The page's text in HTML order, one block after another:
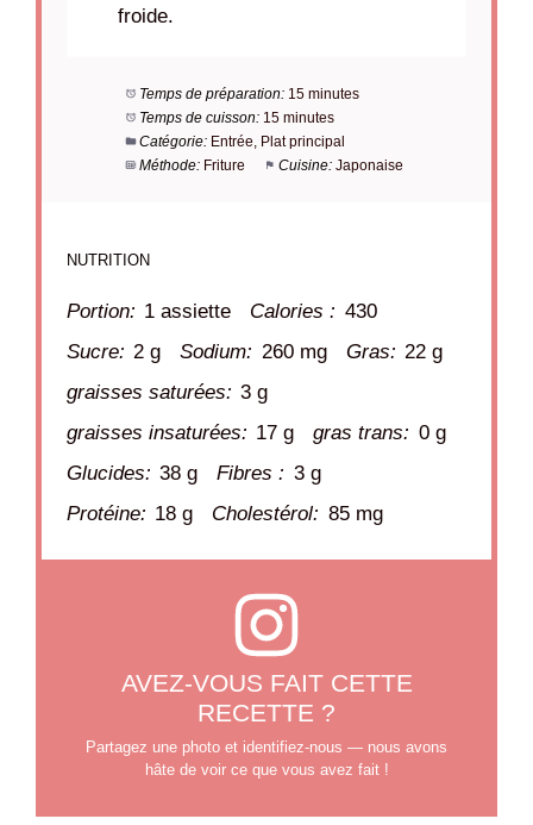
froide.
Temps de préparation: 15 minutes
Temps de cuisson: 15 minutes
Catégorie: Entrée, Plat principal
Méthode: Friture Cuisine: Japonaise
NUTRITION
Portion: 1 assiette Calories : 430
Sucre: 2 g Sodium: 260 mg Gras: 22 g
graisses saturées: 3 g
graisses insaturées: 17 g gras trans: 0 g
Glucides: 38 g Fibres : 3 g
Protéine: 18 g Cholestérol: 85 mg
AVEZ-VOUS FAIT CETTE
RECETTE ?
Partagez une photo et identifiez-nous — nous avons
hâte de voir ce que vous avez fait !